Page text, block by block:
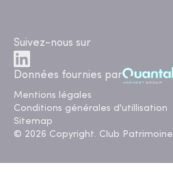
Suivez-nous sur
Données fournies par
Mentions légales
Conditions générales d'utillisation
Sitemap
© 2026 Copyright. Club Patrimoine